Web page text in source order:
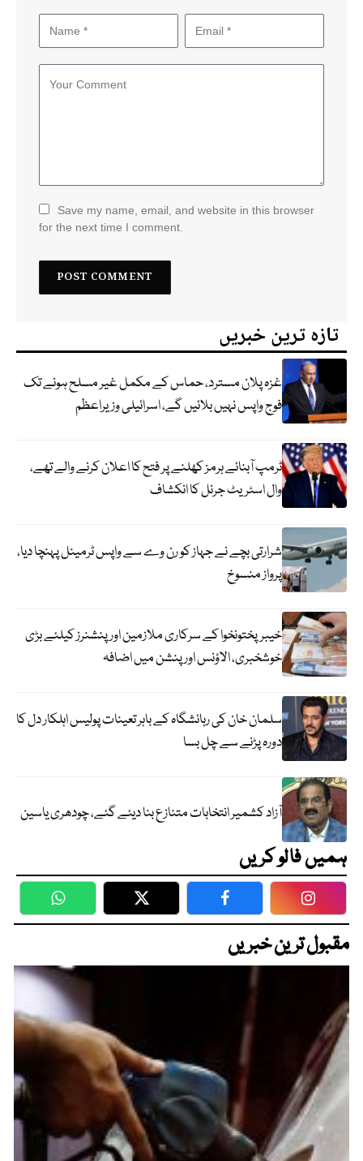
Save my name, email, and website in this browser
for the next time I comment.
تازہ ترین خبریں
غزہ پلان مسترد، حماس کے مکمل غیر مسلح ہونے تک
فوج واپس نہیں بلائیں گے، اسرائیلی وزیراعظم
ٹرمپ آبنائے ہرمز کھلنے پر فتح کا اعلان کرنے والے تھے،
وال اسٹریٹ جرنل کا انکشاف
شرارتی بچے نے جہاز کو رن وے سے واپس ٹرمینل پہنچا دیا،
پرواز منسوخ
خیبرپختونخوا کے سرکاری ملازمین اور پنشنرز کیلئے بڑی
خوشخبری، الاؤنس اور پنشن میں اضافہ
سلمان خان کی رہائشگاہ کے باہر تعینات پولیس اہلکار دل کا
دورہ پڑنے سے چل بسا
آزاد کشمیر انتخابات متنازع بنا دیئے گئے، چودھری یاسین
ہمیں فالو کریں
WhatsApp Twitter Facebook
مقبول ترین خبریں